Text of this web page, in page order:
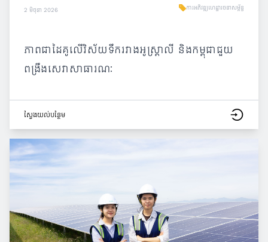
2 មិថុនា 2026 ការអភិវឌ្ឍហេដ្ឋារចនាសម្ព័ន្ធ
ភាពជាដៃគូលើវិស័យទឹករវាងអូស្ត្រាលី និងកម្ពុជាជួយ
ពង្រឹងសេវាសាធារណៈ
ស្វែង​យល់​បន្ថែម